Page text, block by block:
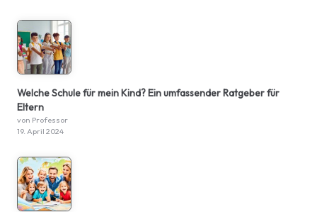
Welche Schule für mein Kind? Ein umfassender Ratgeber für
Eltern
von Professor
19. April 2024